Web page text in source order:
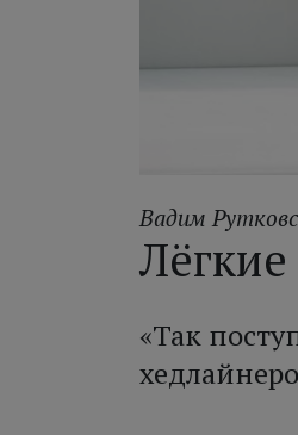
Вадим
Лёгкие
«Так